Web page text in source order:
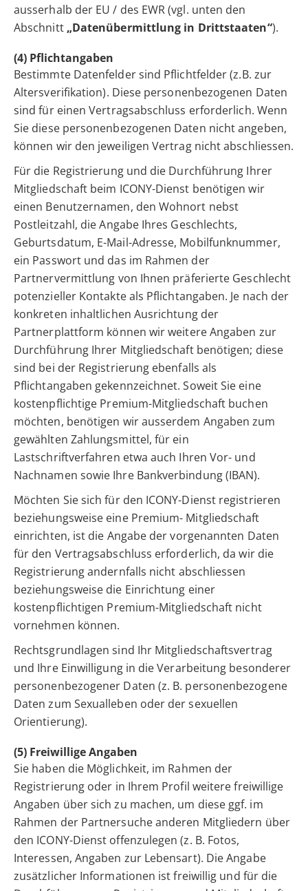
ausserhalb der EU / des EWR (vgl. unten den
Abschnitt „Datenübermittlung in Drittstaaten“).
(4) Pflichtangaben
Bestimmte Datenfelder sind Pflichtfelder (z.B. zur
Altersverifikation). Diese personenbezogenen Daten
sind für einen Vertragsabschluss erforderlich. Wenn
Sie diese personenbezogenen Daten nicht angeben,
können wir den jeweiligen Vertrag nicht abschliessen.
Für die Registrierung und die Durchführung Ihrer
Mitgliedschaft beim ICONY-Dienst benötigen wir
einen Benutzernamen, den Wohnort nebst
Postleitzahl, die Angabe Ihres Geschlechts,
Geburtsdatum, E-Mail-Adresse, Mobilfunknummer,
ein Passwort und das im Rahmen der
Partnervermittlung von Ihnen präferierte Geschlecht
potenzieller Kontakte als Pflichtangaben. Je nach der
konkreten inhaltlichen Ausrichtung der
Partnerplattform können wir weitere Angaben zur
Durchführung Ihrer Mitgliedschaft benötigen; diese
sind bei der Registrierung ebenfalls als
Pflichtangaben gekennzeichnet. Soweit Sie eine
kostenpflichtige Premium-Mitgliedschaft buchen
möchten, benötigen wir ausserdem Angaben zum
gewählten Zahlungsmittel, für ein
Lastschriftverfahren etwa auch Ihren Vor- und
Nachnamen sowie Ihre Bankverbindung (IBAN).
Möchten Sie sich für den ICONY-Dienst registrieren
beziehungsweise eine Premium- Mitgliedschaft
einrichten, ist die Angabe der vorgenannten Daten
für den Vertragsabschluss erforderlich, da wir die
Registrierung andernfalls nicht abschliessen
beziehungsweise die Einrichtung einer
kostenpflichtigen Premium-Mitgliedschaft nicht
vornehmen können.
Rechtsgrundlagen sind Ihr Mitgliedschaftsvertrag
und Ihre Einwilligung in die Verarbeitung besonderer
personenbezogener Daten (z. B. personenbezogene
Daten zum Sexualleben oder der sexuellen
Orientierung).
(5) Freiwillige Angaben
Sie haben die Möglichkeit, im Rahmen der
Registrierung oder in Ihrem Profil weitere freiwillige
Angaben über sich zu machen, um diese ggf. im
Rahmen der Partnersuche anderen Mitgliedern über
den ICONY-Dienst offenzulegen (z. B. Fotos,
Interessen, Angaben zur Lebensart). Die Angabe
zusätzlicher Informationen ist freiwillig und für die